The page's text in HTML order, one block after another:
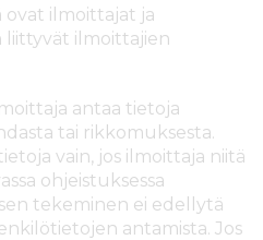
ovat ilmoittajat ja
ilmoittajien
antaa tietoja
tai rikkomuksesta.
vain, jos ilmoittaja niitä
ohjeistuksessa
tekeminen ei edellytä
antamista. Jos